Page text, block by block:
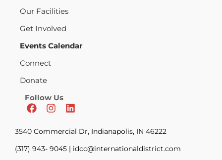
Our Facilities
Get Involved
Events Calendar
Connect
Donate
Follow Us
3540 Commercial Dr, Indianapolis, IN 46222
(317) 943- 9045 | idcc@internationaldistrict.com